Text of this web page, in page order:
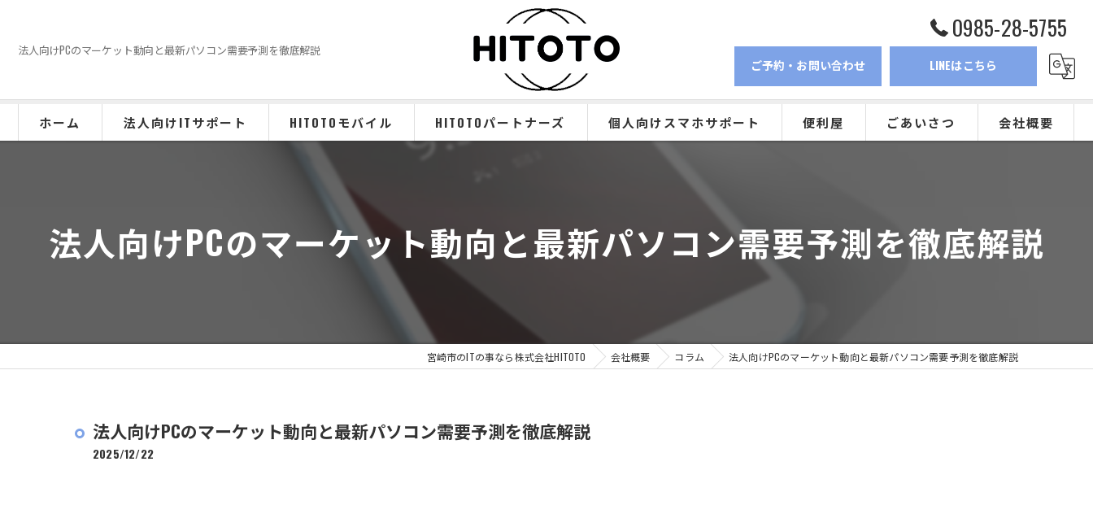
法人向けPCのマーケット動向と最新パソコン需要予測を徹底解説
0985-28-5755
ご予約・お問い合わせ LINEはこちら
ホーム 法人向けITサポート
インスタ運用代行
チラシデザイン・印刷
HITOTOモバイル HITOTOパートナーズ 個人向けスマホサポート
スマホ事業の特徴
スマホ乗り換えサポート
スマホコーティング
料金案内
便利屋 ごあいさつ 会社概要
新着情報
法人向けPCのマーケット動向と最新パソコン需要予測を徹底解説
宮崎市のITの事なら株式会社HITOTO 会社概要 コラム 法人向けPCのマーケット動向と最新パソコン需要予測を徹底解説
法人向けPCのマーケット動向と最新パソコン需要予測を徹底解説
2025/12/22